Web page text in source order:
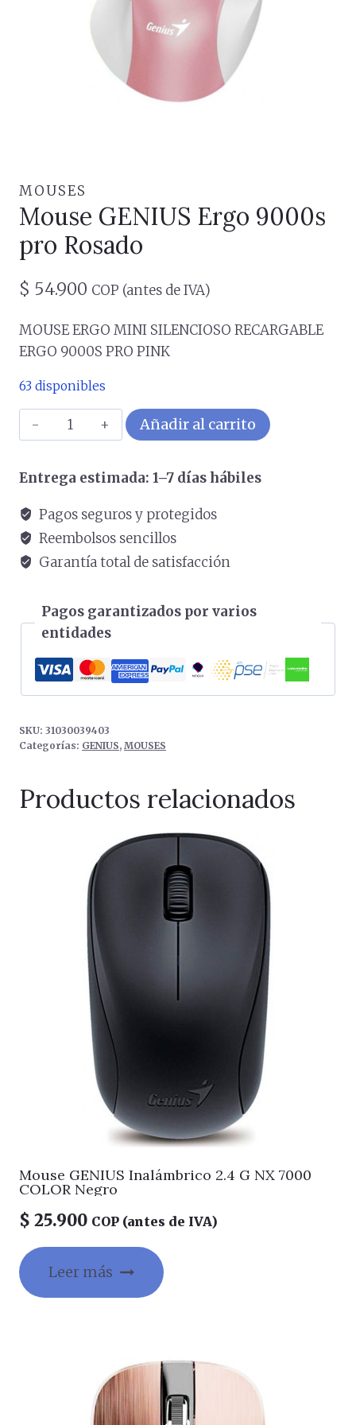
MOUSES
Mouse GENIUS Ergo 9000s
pro Rosado
$ 54.900 COP (antes de IVA)
MOUSE ERGO MINI SILENCIOSO RECARGABLE
ERGO 9000S PRO PINK
63 disponibles
Mouse
GENIUS
9000s
Rosado
cantidad
Añadir al carrito
Entrega estimada: 1–7 días hábiles
Pagos seguros y protegidos
Reembolsos sencillos
Garantía total de satisfacción
Pagos garantizados por varios
entidades
SKU: 31030039403
Categorías: GENIUS, MOUSES
Productos relacionados
Mouse GENIUS Inalámbrico 2.4 G NX 7000
COLOR Negro
$ 25.900 COP (antes de IVA)
Leer más